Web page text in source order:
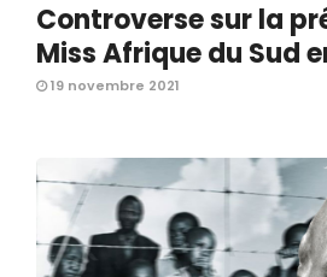
Controverse sur la
Miss Afrique du Sud
19 novembre 2021